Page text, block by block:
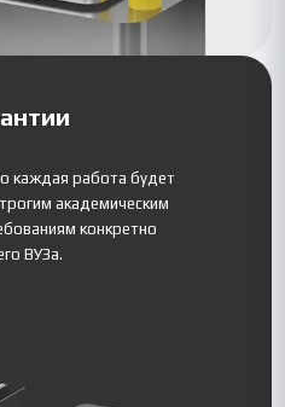
каждая работа будет
академическим
конкретно
ВУЗа.